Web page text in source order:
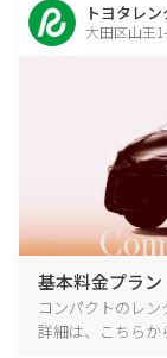
トヨタレ
大田区山王
基本料金プラン
コンパクトのレ
詳細は、こちらか